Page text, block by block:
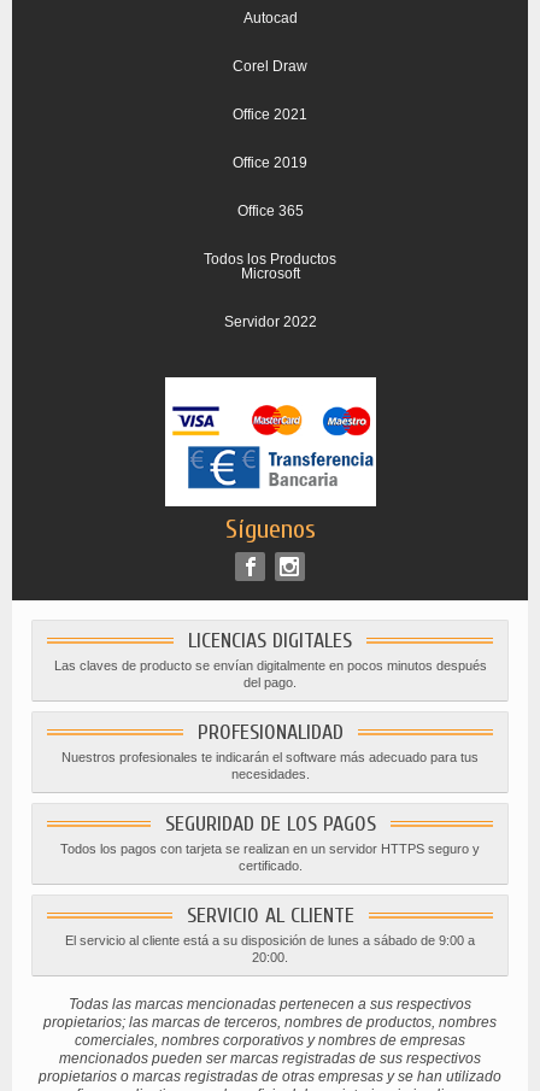
Autocad
Corel Draw
Office 2021
Office 2019
Office 365
Todos los Productos
Microsoft
Servidor 2022
Síguenos
LICENCIAS DIGITALES
Las claves de producto se envían digitalmente en pocos minutos después
del pago.
PROFESIONALIDAD
Nuestros profesionales te indicarán el software más adecuado para tus
necesidades.
SEGURIDAD DE LOS PAGOS
Todos los pagos con tarjeta se realizan en un servidor HTTPS seguro y
certificado.
SERVICIO AL CLIENTE
El servicio al cliente está a su disposición de lunes a sábado de 9:00 a
20:00.
Todas las marcas mencionadas pertenecen a sus respectivos
propietarios; las marcas de terceros, nombres de productos, nombres
comerciales, nombres corporativos y nombres de empresas
mencionados pueden ser marcas registradas de sus respectivos
propietarios o marcas registradas de otras empresas y se han utilizado